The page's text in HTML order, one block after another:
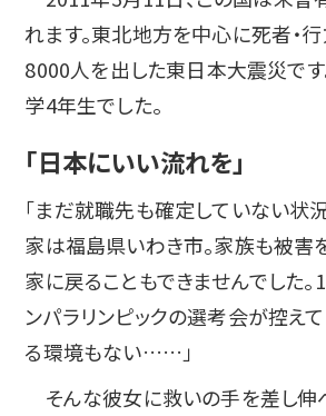
れます。東北地方を中心に死者・
8000人を出した東日本大震災で
学4年生でした。
「日本にいい流れを」
「まだ就職先も確定していない状
家は福島県いわき市。家族も被害
家に戻ることもできませんでした
ンパラリンピックの選考会が控え
る環境もない……」
そんな彼女に救いの手を差し伸